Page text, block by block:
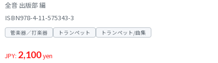
全音 出版部 編
ISBN978-4-11-575343-3
管楽器／打楽器 トランペット トランペット/曲集
JPY: 2,100yen